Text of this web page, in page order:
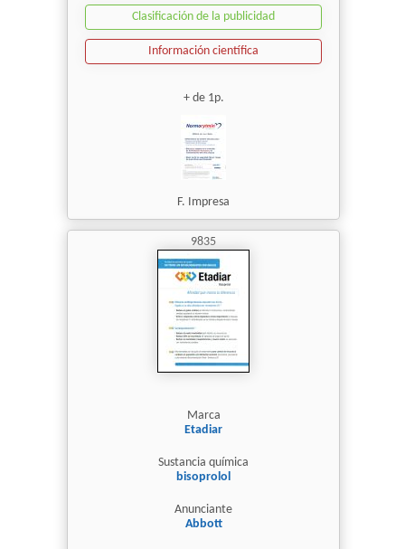
Clasificación de la publicidad
Información científica
+ de 1p.
F. Impresa
9835
Marca
Etadiar
Sustancia química
bisoprolol
Anunciante
Abbott